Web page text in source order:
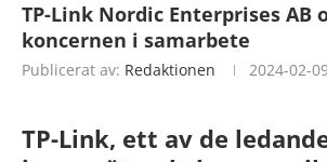
TP-Link Nordic Enterprises AB
koncernen i samarbete
Publicerat av: Redaktionen 2024-02-
TP-Link, ett av de